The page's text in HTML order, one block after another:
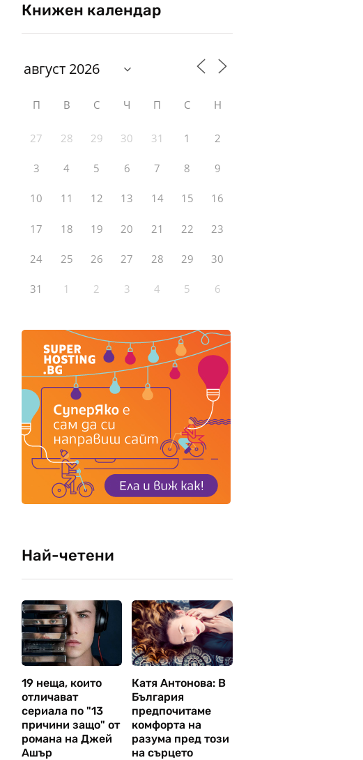
Книжен календар
П В С Ч П С Н
27 28 29 30 31 1 2
3 4 5 6 7 8 9
10 11 12 13 14 15 16
17 18 19 20 21 22 23
24 25 26 27 28 29 30
31 1 2 3 4 5 6
Най-четени
19 неща, които
отличават
сериала по "13
причини защо" от
романа на Джей
Ашър
Катя Антонова: В
България
предпочитаме
комфорта на
разума пред този
на сърцето